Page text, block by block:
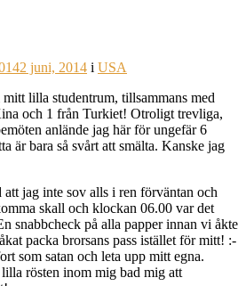
2 juni, 2014 i USA
lilla studentrum, tillsammans med
och 1 från Turkiet! Otroligt trevliga,
anlände jag här för ungefär 6
är bara så svårt att smälta. Kanske jag
jag inte sov alls i ren förväntan och
skall och klockan 06.00 var det
snabbcheck på alla papper innan vi åkte
packa brorsans pass istället för mitt! :-
som satan och leta upp mitt egna.
rösten inom mig bad mig att